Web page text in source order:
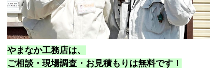
やまなか工務店は、
ご相談・現場調査・お見積もりは無料です！